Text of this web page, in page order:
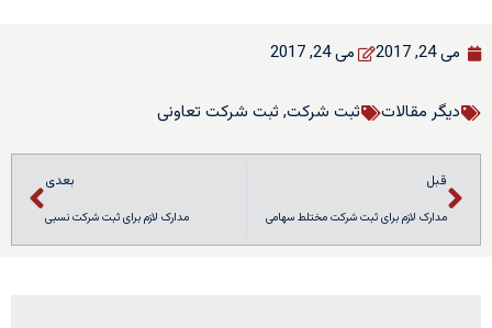
می 24, 2017 می 24, 2017
دیگر مقالات ثبت شرکت, ثبت شرکت تعاونی
قبل
مدارک لازم برای ثبت شرکت مختلط سهامی
بعدی
مدارک لازم برای ثبت شرکت نسبی